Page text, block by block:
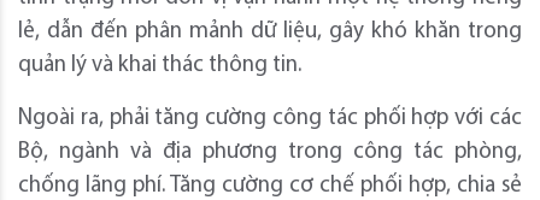
lẻ, dẫn đến phân mảnh dữ liệu, gây khó khăn trong
quản lý và khai thác thông tin.
Ngoài ra, phải tăng cường công tác phối hợp với các
Bộ, ngành và địa phương trong công tác phòng,
chống lãng phí. Tăng cường cơ chế phối hợp, chia sẻ